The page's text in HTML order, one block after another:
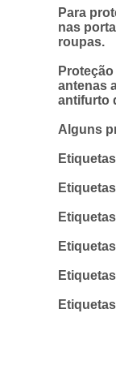
Para
nas
roupas.
antenas
antifurto
Alguns